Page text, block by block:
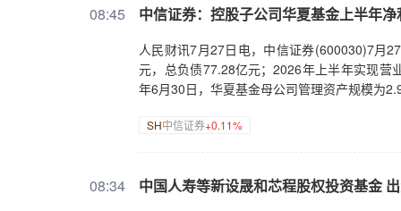
08:45 中信证券：控股子公司华夏基金上半年
人民财讯7月27日电，中信证券(600030)7月
元，总负债77.28亿元；2026年上半年实现
年6月30日，华夏基金母公司管理资产规模为
SH中信证券+0.11%
08:34 中国人寿等新设晟和芯程股权投资基金